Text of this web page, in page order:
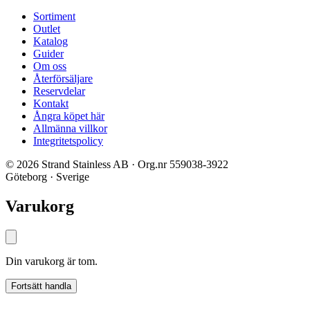
Sortiment
Outlet
Katalog
Guider
Om oss
Återförsäljare
Reservdelar
Kontakt
Ångra köpet här
Allmänna villkor
Integritetspolicy
© 2026 Strand Stainless AB · Org.nr 559038-3922
Göteborg · Sverige
Varukorg
Din varukorg är tom.
Fortsätt handla